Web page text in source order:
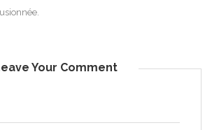
Your Comment